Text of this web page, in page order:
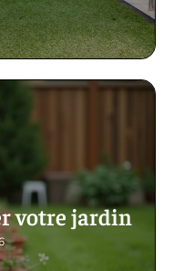
votre jardin